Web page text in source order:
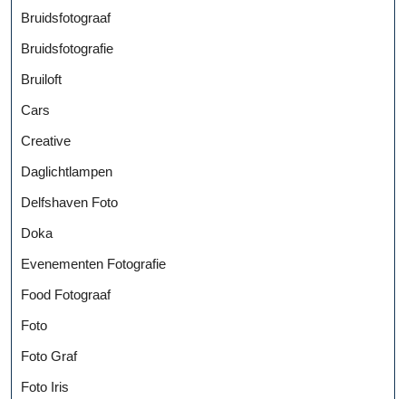
Bruidsfotograaf
Bruidsfotografie
Bruiloft
Cars
Creative
Daglichtlampen
Delfshaven Foto
Doka
Evenementen Fotografie
Food Fotograaf
Foto
Foto Graf
Foto Iris